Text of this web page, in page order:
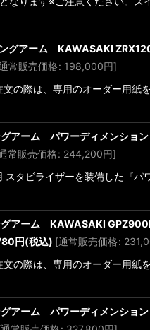
グアーム KAWASAKI
常販売価格: 198,000円]
の際は、専用のオーダー用紙
グアーム パワーディメンシ
常販売価格: 244,200円]
スタビライザーを装備した『
グアーム KAWASAKI
円(税込) [通常販売価格:
文の際は、専用のオーダー用
グアーム パワーディメンシ